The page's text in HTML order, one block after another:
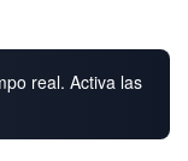
real. Activa las